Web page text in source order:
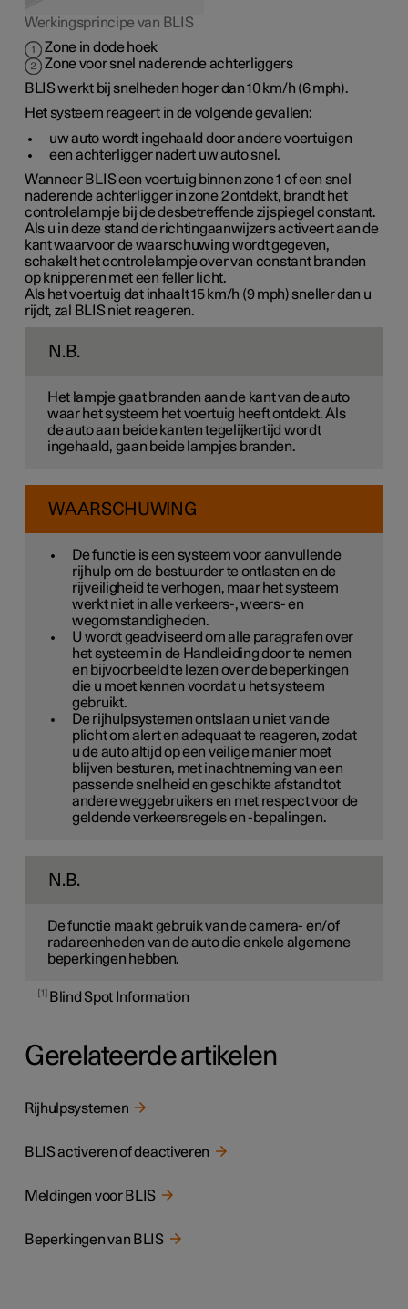
Werkingsprincipe van BLIS
Zone in dode hoek
Zone voor snel naderende achterliggers
BLIS werkt bij snelheden hoger dan10 km/h (6 mph).
Het systeem reageert in de volgende gevallen:
uw auto wordt ingehaald door andere voertuigen
een achterligger nadert uw auto snel.
Wanneer BLIS een voertuig binnenzone 1 of een snel
naderende achterligger inzone 2ontdekt, brandt het
controlelampje bij de desbetreffende zijspiegel constant.
Als u in deze stand de richtingaanwijzers activeert aan de
kant waarvoor de waarschuwing wordt gegeven,
schakelt het controlelampje over van constant branden
op knipperen met een feller licht.
Als het voertuig dat inhaalt15 km/h (9 mph) sneller dan u
rijdt, zal BLIS niet reageren.
N.B.
Het lampje gaat branden aan de kant van de auto
waar het systeem het voertuig heeft ontdekt. Als
de auto aan beide kanten tegelijkertijd wordt
ingehaald, gaan beide lampjes branden.
WAARSCHUWING
De functie is een systeem voor aanvullende
rijhulp om de bestuurder te ontlasten en de
rijveiligheid te verhogen, maar het systeem
werkt niet in alle verkeers-, weers- en
wegomstandigheden.
U wordt geadviseerd om alle paragrafen over
het systeem in de Handleiding door te nemen
en bijvoorbeeld te lezen over de beperkingen
die u moet kennen voordat u het systeem
gebruikt.
De rijhulpsystemen ontslaan u niet van de
plicht om alert en adequaat te reageren, zodat
u de auto altijd op een veilige manier moet
blijven besturen, met inachtneming van een
passende snelheid en geschikte afstand tot
andere weggebruikers en met respect voor de
geldende verkeersregels en -bepalingen.
N.B.
De functie maakt gebruik van de camera- en/of
radareenheden van de auto die enkele algemene
beperkingen hebben.
1 Blind Spot Information
Gerelateerde artikelen
Rijhulpsystemen
BLIS activeren of deactiveren
Meldingen voor BLIS
Beperkingen van BLIS